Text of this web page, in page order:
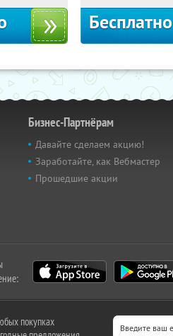
Бесплатно
Бизнес-Партнёрам
Давайте сделаем акцию!
Заработайте, как Вебмастер
Прошедшие акции
покупках